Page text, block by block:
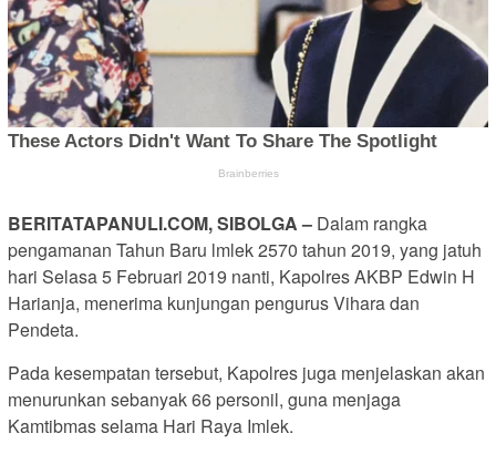
BERITATAPANULI.COM, SIBOLGA – Dalam rangka
pengamanan Tahun Baru lmlek 2570 tahun 2019, yang jatuh
hari Selasa 5 Februari 2019 nanti, Kapolres AKBP Edwin H
Harianja, menerima kunjungan pengurus Vihara dan
Pendeta.
Pada kesempatan tersebut, Kapolres juga menjelaskan akan
menurunkan sebanyak 66 personil, guna menjaga
Kamtibmas selama Hari Raya Imlek.